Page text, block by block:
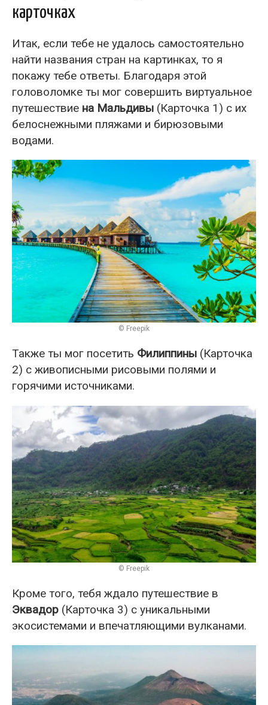
карточках
Итак, если тебе не удалось самостоятельно
найти названия стран на картинках, то я
покажу тебе ответы. Благодаря этой
головоломке ты мог совершить виртуальное
путешествие на Мальдивы (Карточка 1) с их
белоснежными пляжами и бирюзовыми
водами.
© Freepik
Также ты мог посетить Филиппины (Карточка
2) с живописными рисовыми полями и
горячими источниками.
© Freepik
Кроме того, тебя ждало путешествие в
Эквадор (Карточка 3) с уникальными
экосистемами и впечатляющими вулканами.